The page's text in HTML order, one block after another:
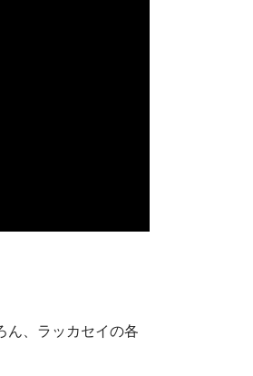
ん、ラッカセイの各